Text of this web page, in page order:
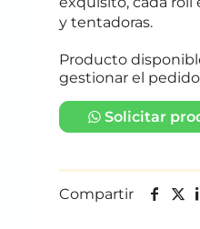
y tentadoras.
Producto
gestionar el
Solicitar
Compartir